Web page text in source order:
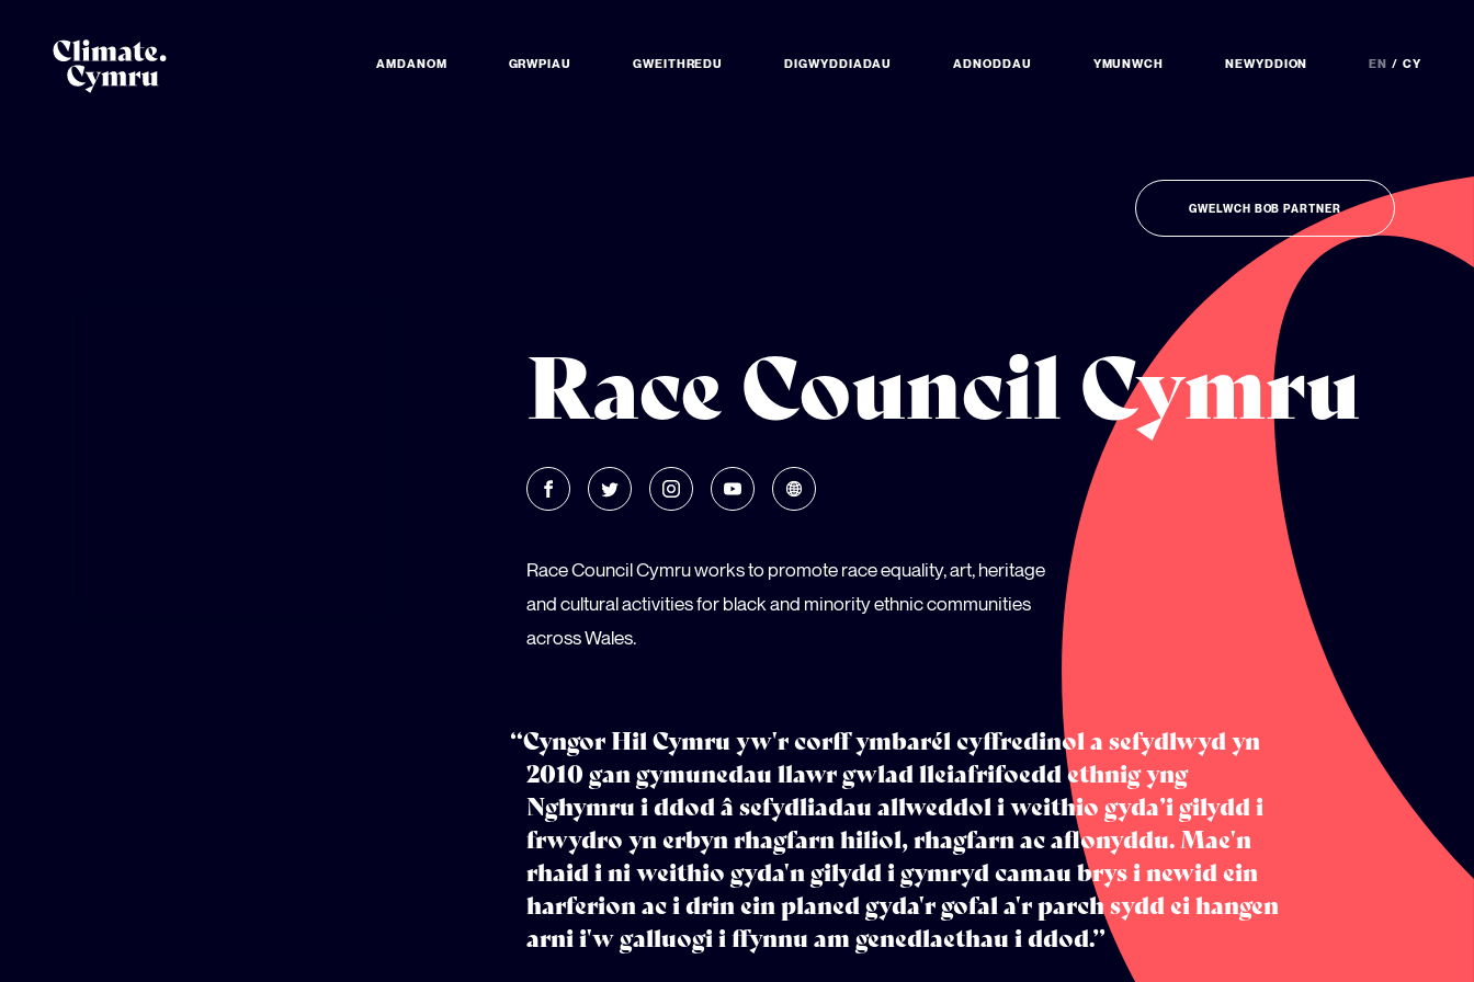
AMDANOM GRWPIAU GWEITHREDU DIGWYDDIADAU ADNODDAU YMUNWCH NEWYDDION EN CY
GWELWCH BOB PARTNER
Race Council Cymru
Race Council Cymru works to promote race equality, art, heritage
and cultural activities for black and minority ethnic communities
across Wales.
“Cyngor Hil Cymru yw'r corff ymbarél cyffredinol a sefydlwyd yn
2010 gan gymunedau llawr gwlad lleiafrifoedd ethnig yng
Nghymru i ddod â sefydliadau allweddol i weithio gyda’i gilydd i
frwydro yn erbyn rhagfarn hiliol, rhagfarn ac aflonyddu. Mae'n
rhaid i ni weithio gyda'n gilydd i gymryd camau brys i newid ein
harferion ac i drin ein planed gyda'r gofal a'r parch sydd ei hangen
arni i'w galluogi i ffynnu am genedlaethau i ddod.”